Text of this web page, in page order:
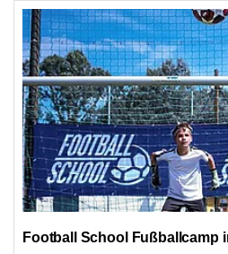
Football School Fußballcamp